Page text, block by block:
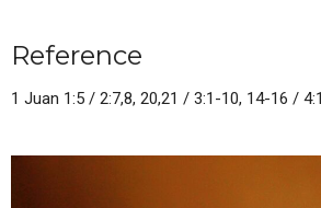
Reference
1 Juan 1:5 / 2:7,8, 20,21 / 3:1-10, 14-16 /